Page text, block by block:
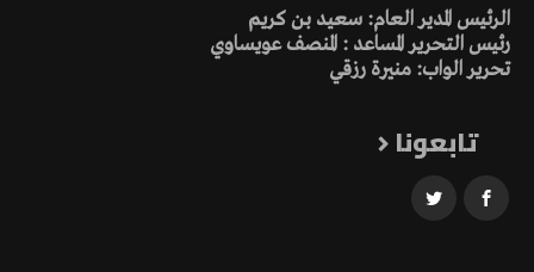
الرئيس المدير العام: سعيد بن كريم
رئيس التحرير المساعد : المنصف عويساوي
تحرير الواب: منيرة رزقي
تابعونا